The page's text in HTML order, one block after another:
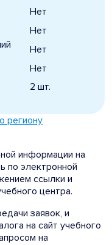
Нет
Нет
Нет
Нет
2 шт.
региону
информации на
по электронной
ссылки и
центра.
заявок, и
на сайт учебного
на